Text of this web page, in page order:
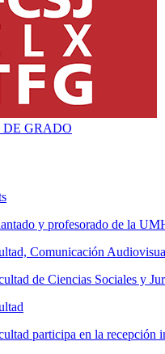
GRADO
y profesorado de la
Comunicación
de Ciencias Sociales y
participa en la recepción